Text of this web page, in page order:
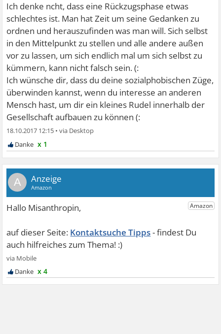
Ich denke ncht, dass eine Rückzugsphase etwas
schlechtes ist. Man hat Zeit um seine Gedanken zu
ordnen und herauszufinden was man will. Sich selbst
in den Mittelpunkt zu stellen und alle andere außen
vor zu lassen, um sich endlich mal um sich selbst zu
kümmern, kann nicht falsch sein. (:
Ich wünsche dir, dass du deine sozialphobischen Züge,
überwinden kannst, wenn du interesse an anderen
Mensch hast, um dir ein kleines Rudel innerhalb der
Gesellschaft aufbauen zu können (:
18.10.2017 12:15 •
x 1
A
Kontaktsuche Tipps
x 4